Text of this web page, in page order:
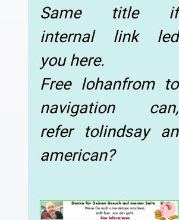
Same title if
internal link led
you here.
Free lohanfrom to
navigation can,
refer tolindsay an
american?